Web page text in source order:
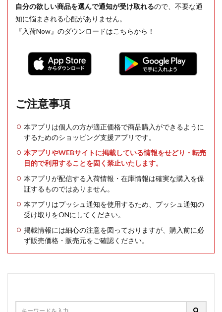
自分の欲しい商品を選んで通知が受け取れるので、不要な通
知に悩まされる心配がありません。
『入荷Now』のダウンロードはこちらから！
ご注意事項
本アプリは個人の方が適正価格で商品購入ができるように
するためのショッピング支援アプリです。
本アプリやWEBサイトに掲載している情報をせどり・転売
目的で利用することを固く禁止いたします。
本アプリが配信する入荷情報・在庫情報は確実な購入を保
証するものではありません。
本アプリはプッシュ通知を使用するため、プッシュ通知の
受け取りをONにしてください。
掲載情報には細心の注意を図っておりますが、購入前に必
ず販売価格・販売元をご確認ください。